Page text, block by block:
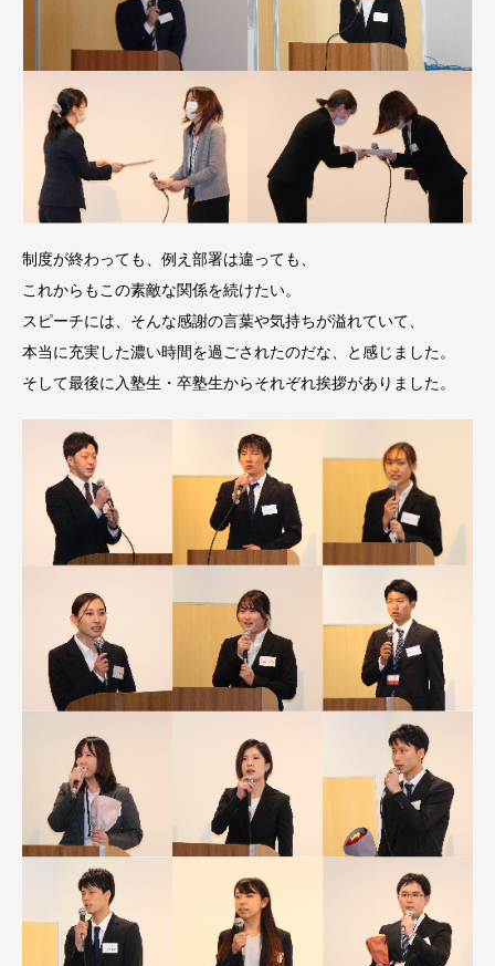
制度が終わっても、例え部署は違っても、
これからもこの素敵な関係を続けたい。
スピーチには、そんな感謝の言葉や気持ちが溢れていて、
本当に充実した濃い時間を過ごされたのだな、と感じました。
そして最後に入塾生・卒塾生からそれぞれ挨拶がありました。